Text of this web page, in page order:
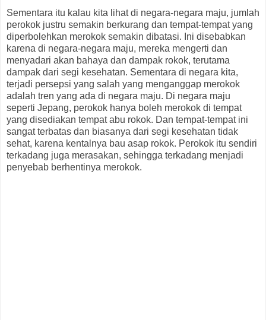
Sementara itu kalau kita lihat di negara-negara maju, jumlah
perokok justru semakin berkurang dan tempat-tempat yang
diperbolehkan merokok semakin dibatasi. Ini disebabkan
karena di negara-negara maju, mereka mengerti dan
menyadari akan bahaya dan dampak rokok, terutama
dampak dari segi kesehatan. Sementara di negara kita,
terjadi persepsi yang salah yang menganggap merokok
adalah tren yang ada di negara maju. Di negara maju
seperti Jepang, perokok hanya boleh merokok di tempat
yang disediakan tempat abu rokok. Dan tempat-tempat ini
sangat terbatas dan biasanya dari segi kesehatan tidak
sehat, karena kentalnya bau asap rokok. Perokok itu sendiri
terkadang juga merasakan, sehingga terkadang menjadi
penyebab berhentinya merokok.